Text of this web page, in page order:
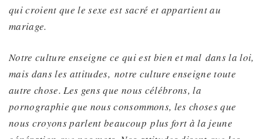
qui croient que le sexe est sacré et appartient au
mariage.
Notre culture enseigne ce qui est bien et mal dans la loi,
mais dans les attitudes, notre culture enseignetoute
autre chose. Les gens que nous célébrons, la
pornographie que nous consommons, les choses que
nous croyons parlentbeaucoup plus fort à la jeune